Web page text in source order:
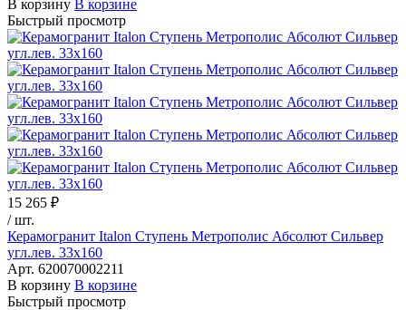
В корзину В корзине
Быстрый просмотр
15 265 ₽
/ шт.
Керамогранит Italon Ступень Метрополис Абсолют Сильвер
угл.лев. 33х160
Арт. 620070002211
В корзину В корзине
Быстрый просмотр